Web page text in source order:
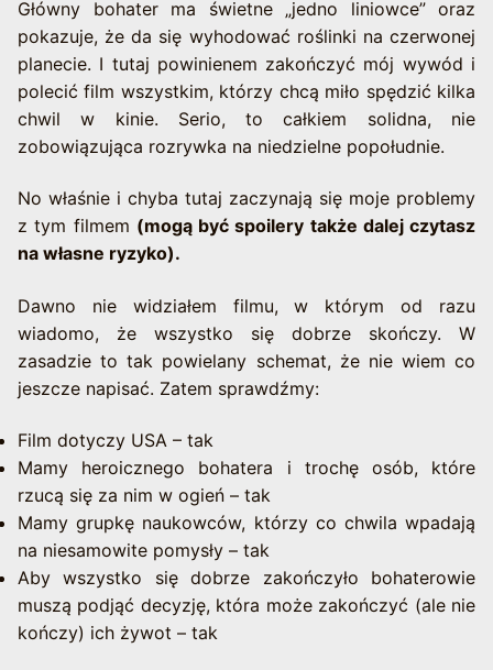
Główny bohater ma świetne „jedno liniowce” oraz
pokazuje, że da się wyhodować roślinki na czerwonej
planecie. I tutaj powinienem zakończyć mój wywód i
polecić film wszystkim, którzy chcą miło spędzić kilka
chwil w kinie. Serio, to całkiem solidna, nie
zobowiązująca rozrywka na niedzielne popołudnie.
No właśnie i chyba tutaj zaczynają się moje problemy
z tym filmem (mogą być spoilery także dalej czytasz
na własne ryzyko).
Dawno nie widziałem filmu, w którym od razu
wiadomo, że wszystko się dobrze skończy. W
zasadzie to tak powielany schemat, że nie wiem co
jeszcze napisać. Zatem sprawdźmy:
Film dotyczy USA – tak
Mamy heroicznego bohatera i trochę osób, które
rzucą się za nim w ogień – tak
Mamy grupkę naukowców, którzy co chwila wpadają
na niesamowite pomysły – tak
Aby wszystko się dobrze zakończyło bohaterowie
muszą podjąć decyzję, która może zakończyć (ale nie
kończy) ich żywot – tak